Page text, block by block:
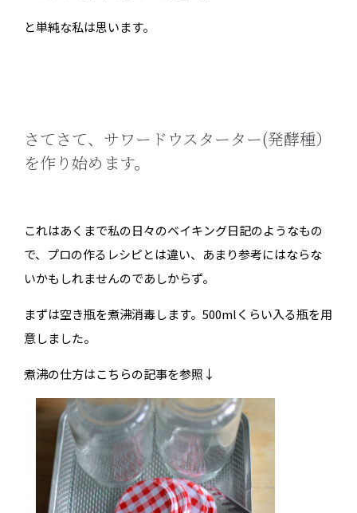
と単純な私は思います。
さてさて、サワードウスターター(発酵種）
を作り始めます。
これはあくまで私の日々のベイキング日記のようなもの
で、プロの作るレシピとは違い、あまり参考にはならな
いかもしれませんのであしからず。
まずは空き瓶を煮沸消毒します。500mlくらい入る瓶を用
意しました。
煮沸の仕方はこちらの記事を参照↓